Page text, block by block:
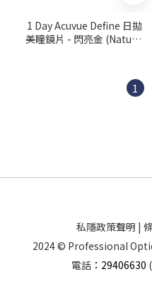
1 Day Acuvue Define 日拋
美瞳鏡片 - 閃亮金 (Natural
1
私隱政策聲明 |
2024 © Professional
電話：29406630